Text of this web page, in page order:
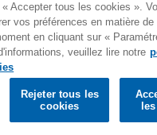
de gestion des cookies
mes cookies
Records Limited. All
to visit our website in
Confirm
Accepter tous les cookies ».
vos préférences en matière de
en cliquant sur «
veuillez lire notre
Rejeter tous les
cookies